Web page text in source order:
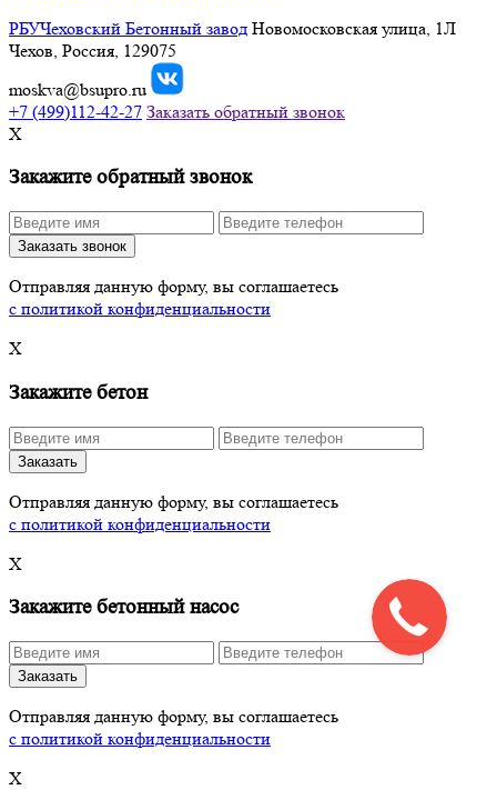
РБУЧеховский Бетонный завод Новомосковская улица, 1Л
Чехов, Россия, 129075
moskva@bsupro.ru
+7 (499)112-42-27 Заказать обратный звонок
X
Закажите обратный звонок
Заказать звонок
Отправляя данную форму, вы соглашаетесь
с политикой конфиденциальности
X
Закажите бетон
Заказать
Отправляя данную форму, вы соглашаетесь
с политикой конфиденциальности
X
Закажите бетонный насос
Заказать
Отправляя данную форму, вы соглашаетесь
с политикой конфиденциальности
X